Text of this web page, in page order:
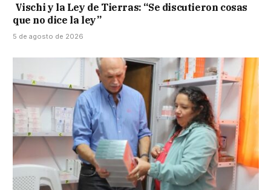
Vischi y la Ley de Tierras: “Se discutieron cosas
que no dice la ley”
5 de agosto de 2026